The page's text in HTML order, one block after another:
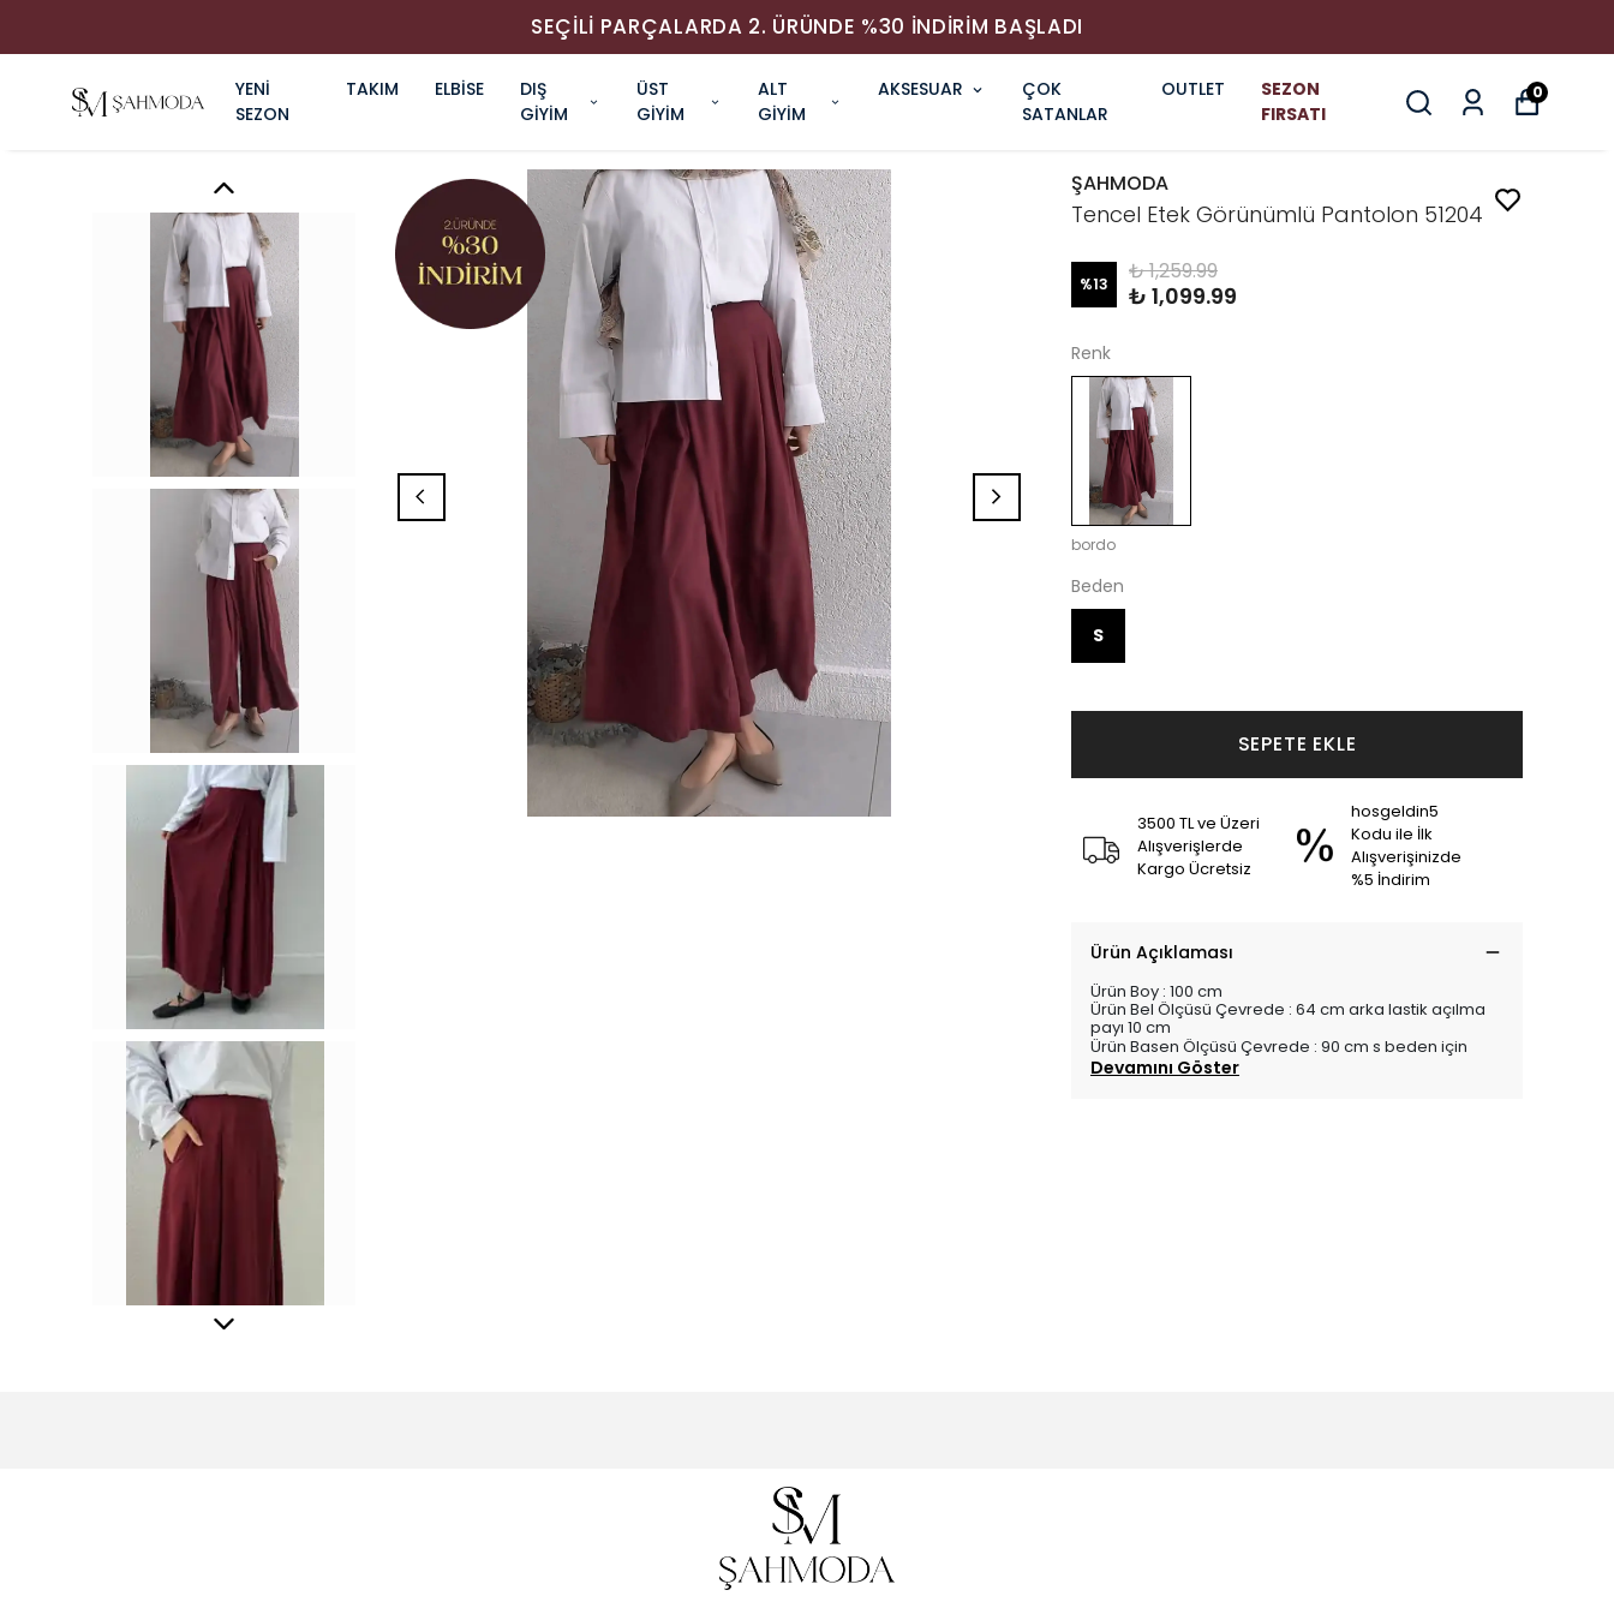
SEÇİLİ PARÇALARDA 2. ÜRÜNDE %30 İNDİRİM BAŞLADI
YENİ
SEZON
TAKIM ELBİSE
DIŞ
GİYİM
ÜST
GİYİM
ALT
GİYİM
AKSESUAR
ÇOK
SATANLAR
OUTLET
SEZON
FIRSATI
0
ŞAHMODA
Tencel Etek Görünümlü Pantolon 51204
%13 ₺ 1,259.99
₺ 1,099.99
Renk
bordo
Beden
S
SEPETE EKLE
3500 TL ve Üzeri
Alışverişlerde
Kargo Ücretsiz
hosgeldin5
Kodu ile İlk
Alışverişinizde
%5 İndirim
Ürün Açıklaması
Ürün Boy : 100 cm
Ürün Bel Ölçüsü Çevrede : 64 cm arka lastik açılma
payı 10 cm
Ürün Basen Ölçüsü Çevrede : 90 cm s beden için
Devamını Göster